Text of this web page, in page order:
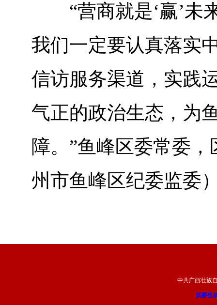
“营商就是‘赢’未
我们一定要认真落实
信访服务渠道，实践
气正的政治生态，为
障。”鱼峰区委常委
州市鱼峰区纪委监委
中共广西壮族
我要投